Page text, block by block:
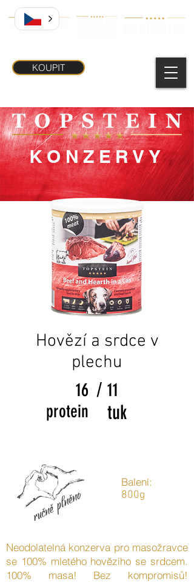
KOUPIT
KONZERVY
Hovězí a srdce v
plechu
Balení:
800g
Neodolatelná konzerva pro masožravce
se 100% mletého hovězího se srdcem.
100% masa! Bez kompromisů!
16 / 11
protein tuk